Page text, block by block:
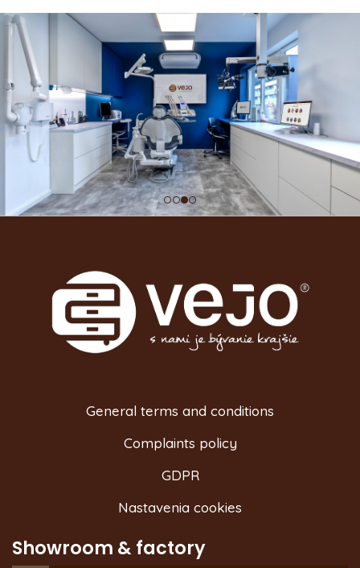
General terms and conditions
Complaints policy
GDPR
Nastavenia cookies
Showroom & factory